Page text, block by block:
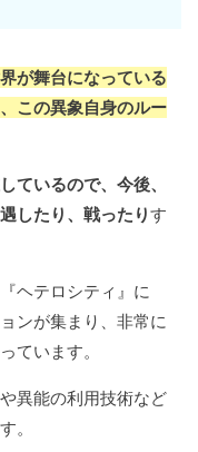
が舞台になっている
この異象自身のルー
ているので、今後、
したり、戦ったりす
ヘテロシティ』に
ンが集まり、非常に
ています。
異能の利用技術など
。